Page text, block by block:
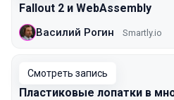
Fallout 2 и WebAssembly
Василий Рогин Smartly.io
Смотреть запись
Пластиковые лопатки в